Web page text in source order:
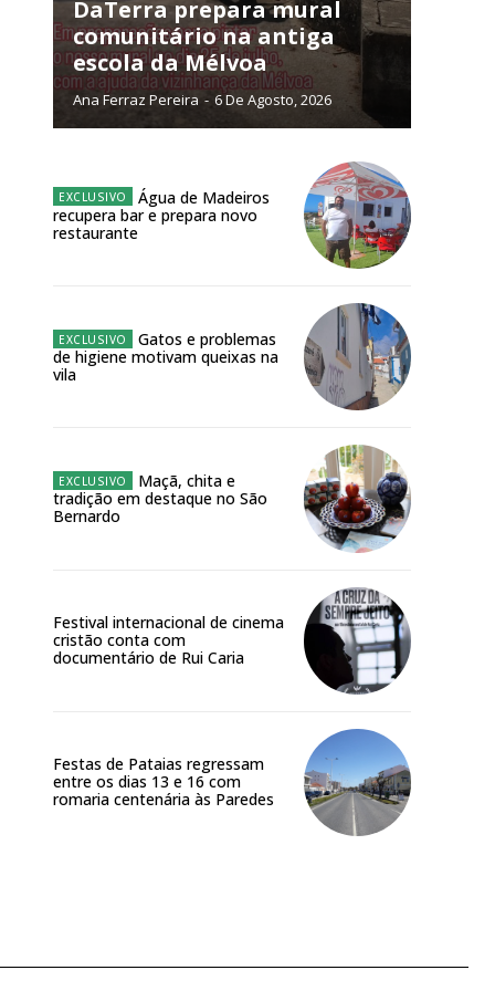
ANUAL
online
Exclusivos para
anual
DaTerra prepara mural
comunitário na antiga
escola da Mélvoa
Ana Ferraz Pereira - 6 De Agosto, 2026
Água de Madeiros
recupera bar e prepara novo
restaurante
Gatos e problemas
de higiene motivam queixas na
vila
Maçã, chita e
tradição em destaque no São
Bernardo
Festival internacional de cinema
cristão conta com
documentário de Rui Caria
Festas de Pataias regressam
entre os dias 13 e 16 com
romaria centenária às Paredes